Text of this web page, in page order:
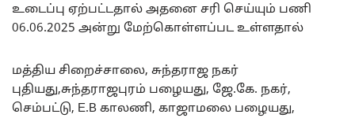
உடைப்பு ஏற்பட்டதால் அதனை சரி செய்யும் பணி
06.06.2025 அன்று மேற்கொள்ளப்பட உள்ளதால்
மத்திய சிறைச்சாலை, சுந்தராஜ நகர்
புதியது,சுந்தராஜபுரம் பழையது, ஜே.கே. நகர்,
செம்பட்டு, E.B காலணி, காஜாமலை பழையது,